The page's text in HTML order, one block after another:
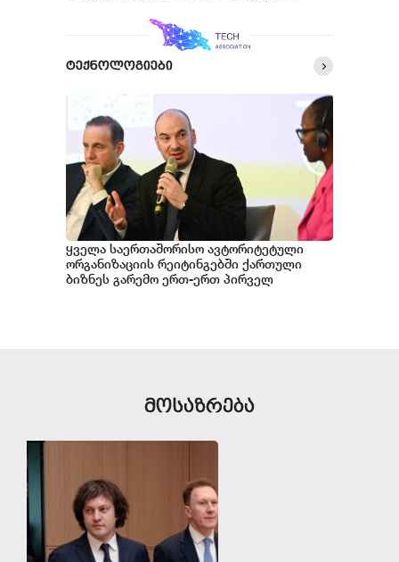
ტექნოლოგიები
ყველა საერთაშორისო ავტორიტეტული
ორგანიზაციის რეიტინგებში ქართული
ბიზნეს გარემო ერთ-ერთ პირველ
მოსაზრება